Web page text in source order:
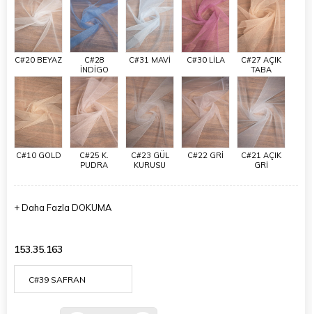
C#20 BEYAZ
C#28
İNDİGO
C#31 MAVİ C#30 LİLA
C#27 AÇIK
TABA
C#10 GOLD
C#25 K.
PUDRA
C#23 GÜL
KURUSU
C#22 GRİ
C#21 AÇIK
GRİ
+Daha Fazla DOKUMA
153.35.163